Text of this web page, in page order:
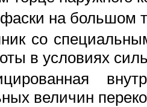
на большом
со
в условиях
величин